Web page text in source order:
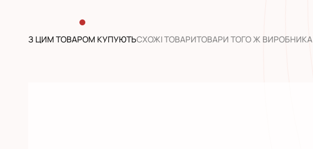
З ЦИМ ТОВАРОМ КУПУЮТЬCХОЖІ ТОВАРИТОВАРИ ТОГО Ж ВИРОБНИКА